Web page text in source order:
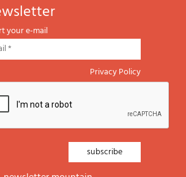
your e-mail
Privacy Policy